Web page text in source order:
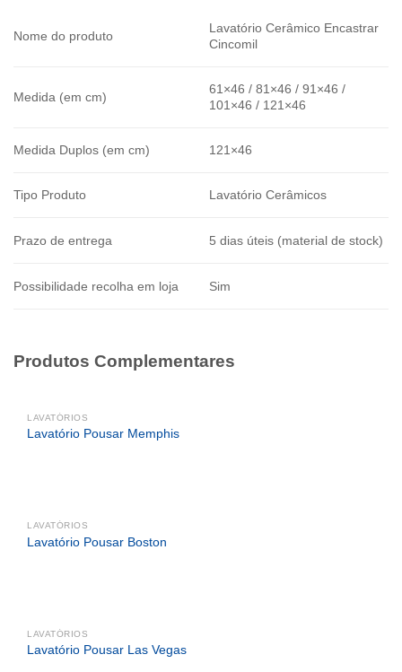
Nome do produto
Lavatório Cerâmico Encastrar
Cincomil
Medida (em cm)
61×46 / 81×46 / 91×46 /
101×46 / 121×46
Medida Duplos (em cm) 121×46
Tipo Produto Lavatório Cerâmicos
Prazo de entrega 5 dias úteis (material de stock)
Possibilidade recolha em loja Sim
Produtos Complementares
LAVATÓRIOS
Lavatório Pousar Memphis
LAVATÓRIOS
Lavatório Pousar Boston
LAVATÓRIOS
Lavatório Pousar Las Vegas